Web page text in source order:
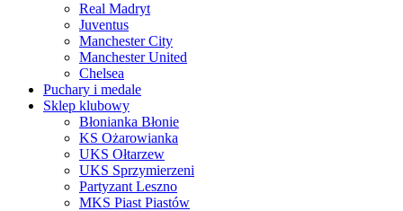
Real Madryt
Juventus
Manchester City
Manchester United
Chelsea
Puchary i medale
Sklep klubowy
Błonianka Błonie
KS Ożarowianka
UKS Ołtarzew
UKS Sprzymierzeni
Partyzant Leszno
MKS Piast Piastów